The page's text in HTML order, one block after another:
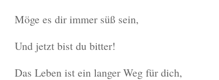
Möge es dir immer süß sein,
Und jetzt bist du bitter!
Das Leben ist ein langer Weg für dich,